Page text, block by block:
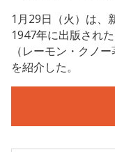
1月29日（火）は、
1947年に出版され
（レーモン・クノ
を紹介した。